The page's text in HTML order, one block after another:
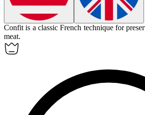
Confit is a classic French technique for
meat.